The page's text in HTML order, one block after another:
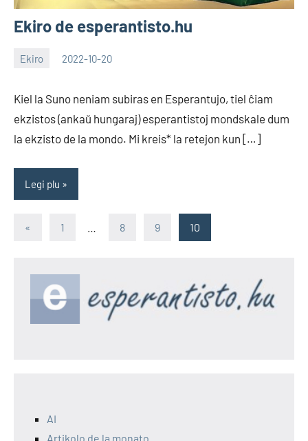
Ekiro de esperantisto.hu
Ekiro 2022-10-20
Kiel la Suno neniam subiras en Esperantujo, tiel ĉiam
ekzistos (ankaŭ hungaraj) esperantistoj mondskale dum
la ekzisto de la mondo. Mi kreis* la retejon kun […]
Legi plu
Paĝnumerado
afiŝoj
« Antaŭa1 8 9 10
AI
Artikolo de la monato